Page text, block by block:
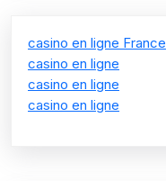
casino en ligne France
casino en ligne
casino en ligne
casino en ligne